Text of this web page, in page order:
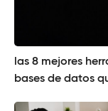
las 8 mejores
bases de datos